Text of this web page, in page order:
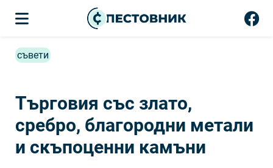
съвети
Търговия със злато,
сребро, благородни метали
и скъпоценни камъни